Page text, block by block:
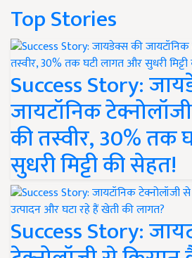
Top Stories
Success Story:
जायटॉनिक
की तस्वीर, 30% तक
सुधरी मिट्टी की सेहत!
Success Story: